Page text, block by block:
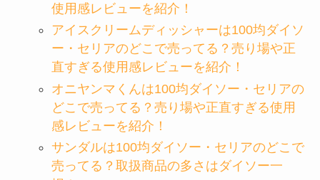
使用感レビューを紹介！
アイスクリームディッシャーは100均ダイソ
ー・セリアのどこで売ってる？売り場や正
直すぎる使用感レビューを紹介！
オニヤンマくんは100均ダイソー・セリアの
どこで売ってる？売り場や正直すぎる使用
感レビューを紹介！
サンダルは100均ダイソー・セリアのどこで
売ってる？取扱商品の多さはダイソー一